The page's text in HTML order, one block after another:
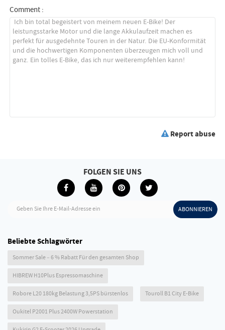
Comment :
Report abuse
Geben Sie Ihre E-Mail-Adresse ein ABONNIEREN
FOLGEN SIE UNS
Beliebte Schlagwörter
Sommer Sale – 6 % Rabatt Für den gesamten Shop
HIBREW H10Plus Espressomaschine
Robore L20 180kg Belastung 3,5PS bürstenlos Touroll B1 City E-Bike
Oukitel P2001 Plus 2400W Powerstation